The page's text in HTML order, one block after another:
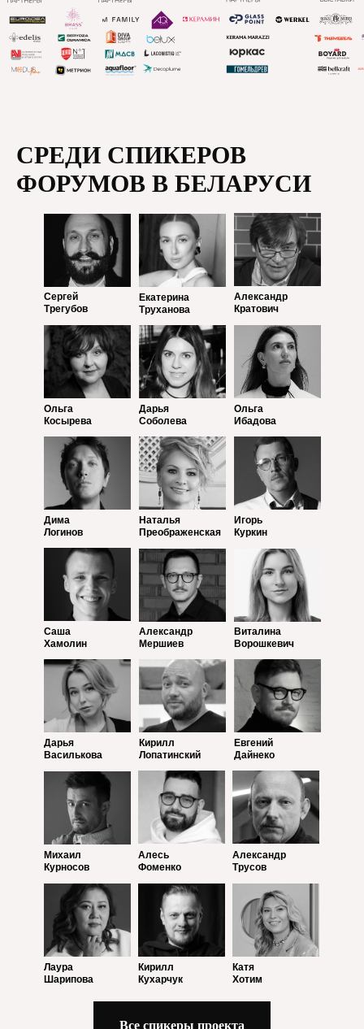
СРЕДИ СПИКЕРОВ
ФОРУМОВ В БЕЛАРУСИ
Сергей
Трегубов
Екатерина
Труханова
Ольга
Косырева
Ольга
Ибадова
Наталья
Преображенская
Дима
Логинов
Александр
Кратович
Виталина
Ворошкевич
Кирилл
Лопатинский
Дарья
Василькова
Александр
Мершиев
Саша
Хамолин
Игорь
Куркин
Дарья
Соболева
Евгений
Дайнеко
Алесь
Фоменко
Александр
Трусов
Лаура
Шарипова
Михаил
Курносов
Катя
Хотим
Кирилл
Кухарчук
Все спикеры проекта